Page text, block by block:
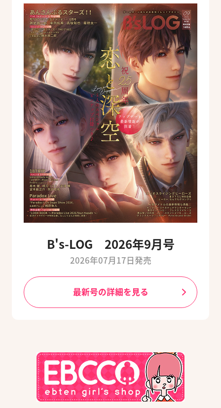
B's-LOG 2026年9月号
2026年07月17日発売
最新号の詳細を見る